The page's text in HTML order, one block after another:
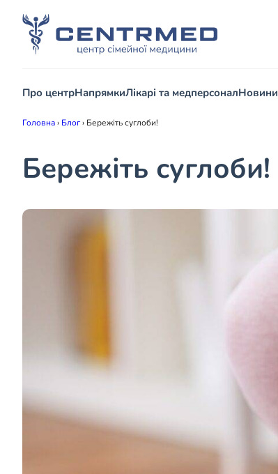
Про центрНапрямкиЛікарі та медперсоналНовини
Головна› Блог› Бережіть суглоби!
Бережіть суглоби!